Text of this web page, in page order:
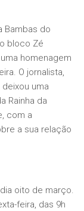
Bambas do
bloco Zé
homenagem
O jornalista,
uma
Rainha da
com a
a sua relação
oito de março.
feira, das 9h